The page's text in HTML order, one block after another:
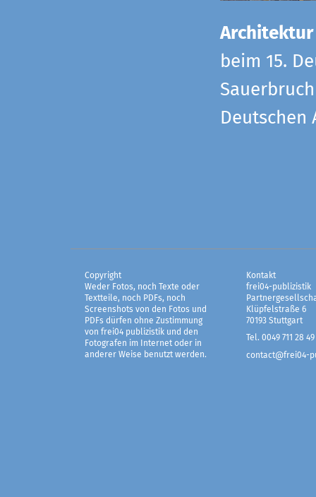
beim 15.
Copyright
Weder Fotos, noch Texte oder
Textteile, noch PDFs, noch
Screenshots von den Fotos und
PDFs dürfen ohne Zustimmung
von frei04 publizistik und den
Fotografen im Internet oder in
anderer Weise benutzt werden.
Kontakt
frei04-publizistik
Klüpfelstraße 6
70193 Stuttgart
Tel. 0049 711 28 49
contact@frei04-